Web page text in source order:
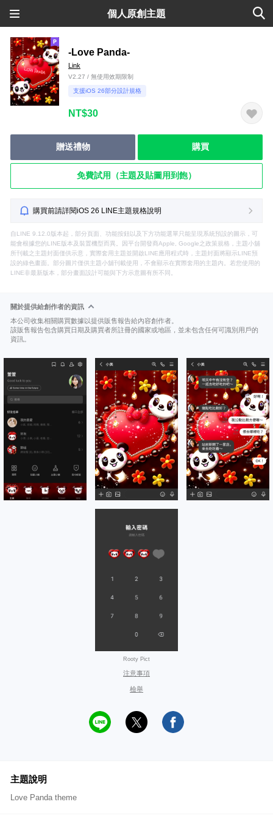
個人原創主題
-Love Panda-
Link
V2.27 / 無使用效期限制
支援iOS 26部分設計規格
NT$30
贈送禮物 購買
免費試用（主題及貼圖用到飽）
購買前請詳閱iOS 26 LINE主題規格說明
自LINE 9.12.0版本起，部分頁面、功能按鈕以及下方功能選單只能呈現系統預設的圖示，可
能會根據您的LINE版本及裝置機型而異。因平台開發商Apple, Google之政策規格，主題小舖
所刊載之主題封面僅供示意，實際套用主題並開啟LINE應用程式時，主題封面將顯示LINE預
設的綠色畫面。部分圖片僅供主題小舖刊載使用，不會顯示在實際套用的主題內。若您使用的
LINE非最新版本，部分畫面設計可能與下方示意圖有所不同。
關於提供給創作者的資訊
本公司收集相關購買數據以提供販售報告給內容創作者。
該販售報告包含購買日期及購買者所註冊的國家或地區，並未包含任何可識別用戶的
資訊。
Rooty Pict
注意事項
檢舉
主題說明
Love Panda theme